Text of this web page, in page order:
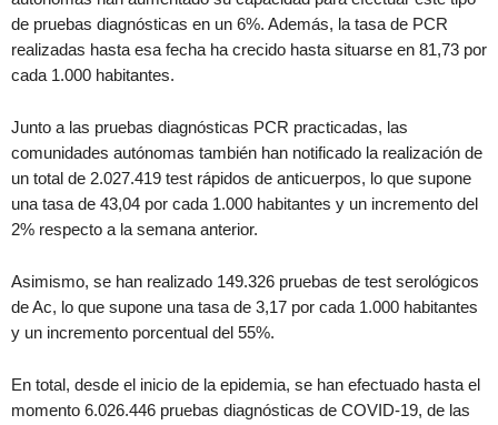
de pruebas diagnósticas en un 6%. Además, la tasa de PCR
realizadas hasta esa fecha ha crecido hasta situarse en 81,73 por
cada 1.000 habitantes.
Junto a las pruebas diagnósticas PCR practicadas, las
comunidades autónomas también han notificado la realización de
un total de 2.027.419 test rápidos de anticuerpos, lo que supone
una tasa de 43,04 por cada 1.000 habitantes y un incremento del
2% respecto a la semana anterior.
Asimismo, se han realizado 149.326 pruebas de test serológicos
de Ac, lo que supone una tasa de 3,17 por cada 1.000 habitantes
y un incremento porcentual del 55%.
En total, desde el inicio de la epidemia, se han efectuado hasta el
momento 6.026.446 pruebas diagnósticas de COVID-19, de las